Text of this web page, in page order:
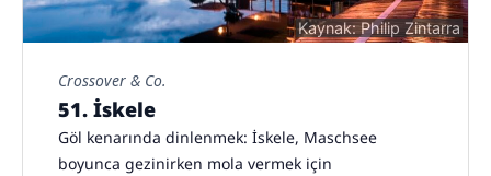
Kaynak: Philip Zintarra
Crossover & Co.
51. İskele
Göl kenarında dinlenmek: İskele, Maschsee
boyunca gezinirken mola vermek için